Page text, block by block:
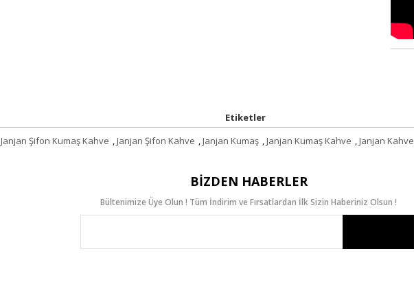
Etiketler
Janjan Şifon Kumaş Kahve ,Janjan Şifon Kahve ,Janjan Kumaş ,Janjan Kumaş Kahve ,Janjan Kahve
BIZDEN HABERLER
Bültenimize Üye Olun ! Tüm İndirim ve Fırsatlardan İlk Sizin Haberiniz Olsun !